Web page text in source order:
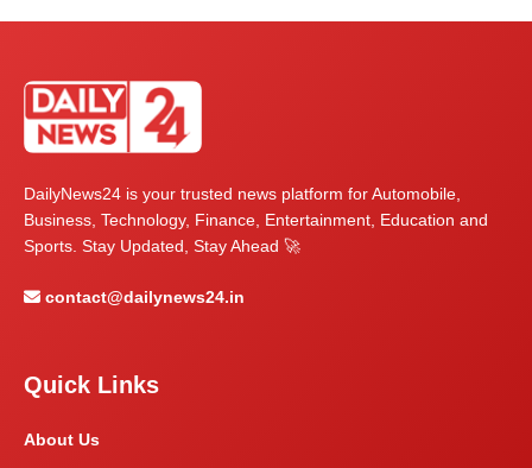
DailyNews24 is your trusted news platform for Automobile,
Business, Technology, Finance, Entertainment, Education and
Sports. Stay Updated, Stay Ahead 🚀
contact@dailynews24.in
Quick Links
About Us